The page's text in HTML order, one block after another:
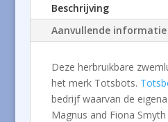
Beschrijving
Aanvullende informatie
Deze herbruikbare
het merk Totsbots.
bedrijf waarvan de
Magnus and Fiona